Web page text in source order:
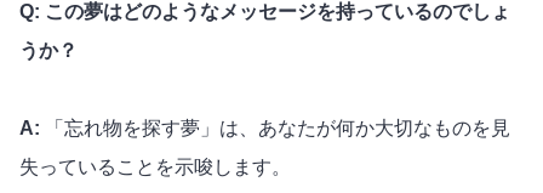
Q: この夢はどのようなメッセージを持っているのでしょ
うか？
A:
「忘れ物を探す夢」は、あなたが何か大切なものを見
失っていることを示唆します。